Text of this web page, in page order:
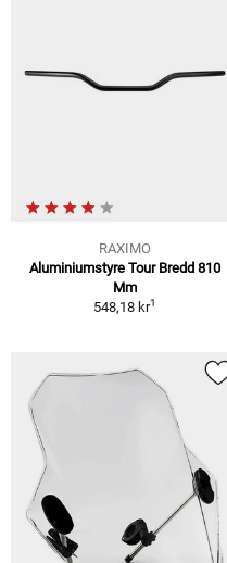
RAXIMO
Aluminiumstyre Tour Bredd 810
Mm
548,18 kr1